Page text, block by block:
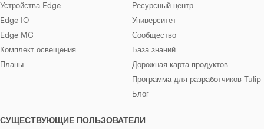
Устройства Edge
Edge IO
Edge MC
Комплект освещения
Планы
Ресурсный центр
Университет
Сообщество
База знаний
Дорожная карта продуктов
Программа для разработчиков Tulip
Блог
СУЩЕСТВУЮЩИЕ ПОЛЬЗОВАТЕЛИ